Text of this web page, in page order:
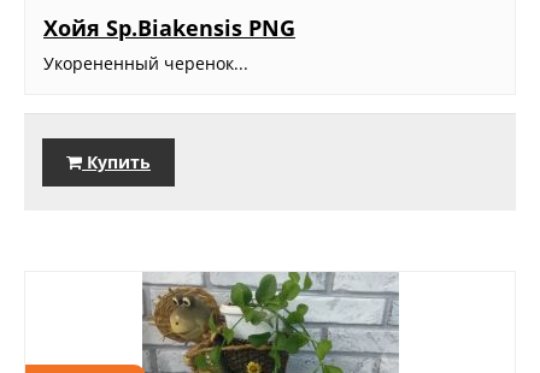
Хойя Sp.Biakensis PNG
Укорененный черенок...
Купить